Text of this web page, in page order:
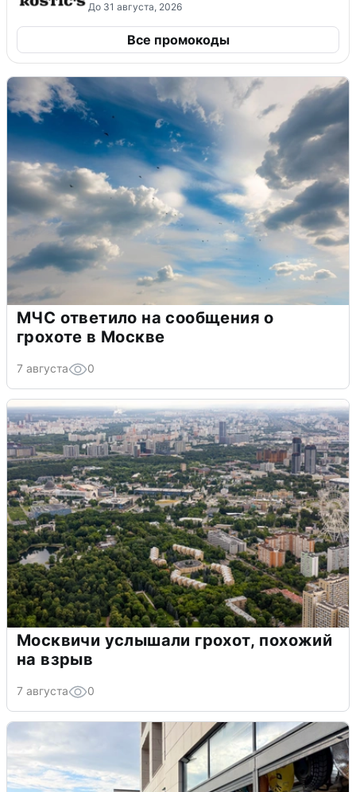
До 31 августа, 2026
Все промокоды
МЧС ответило на сообщения о
грохоте в Москве
7 августа 0
Москвичи услышали грохот, похожий
на взрыв
7 августа 0